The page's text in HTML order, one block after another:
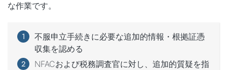
な作業です。
不服申立手続きに必要な追加的情報・根拠証憑
収集を認める
NFACおよび税務調査官に対し、追加的質疑を指